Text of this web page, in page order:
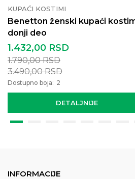
KUPAĆI KOSTIMI
Benetton ženski kupaći
donji deo
DETALJNIJE
1.432,00 RSD
1.790,00RSD
3.490,00RSD
Dostupno boja: 2
INFORMACIJE